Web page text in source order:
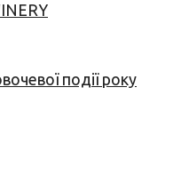
події року